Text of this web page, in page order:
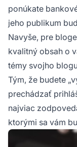
ponúkate
jeho publikum
Navyše, pre
kvalitný obsah o
témy svojho
Tým, že budete
prechádzať
najviac
ktorými sa vám